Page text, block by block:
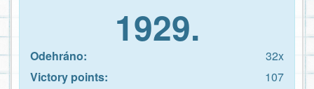
1929.
Odehráno:
32x
Victory points:
107